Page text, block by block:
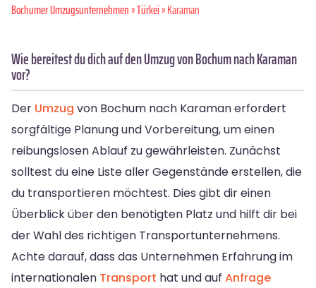
Bochumer Umzugsunternehmen»Türkei» Karaman
Wie bereitest du dich auf den Umzug von Bochum nach Karaman
vor?
Der Umzug von Bochum nach Karaman erfordert
sorgfältige Planung und Vorbereitung, um einen
reibungslosen Ablauf zu gewährleisten. Zunächst
solltest du eine Liste aller Gegenstände erstellen, die
du transportieren möchtest. Dies gibt dir einen
Überblick über den benötigten Platz und hilft dir bei
der Wahl des richtigen Transportunternehmens.
Achte darauf, dass das Unternehmen Erfahrung im
internationalen Transport hat und auf Anfrage